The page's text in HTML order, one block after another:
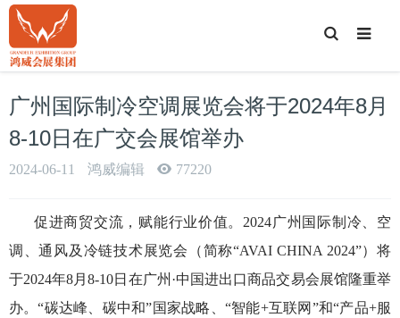
T
o
g
S
广州国际制冷空调展览会将于2024年8月
8-10日在广交会展馆举办
2024-06-11 鸿威编辑 77220
促进商贸交流，赋能行业价值。2024广州国际制冷、空
调、通风及冷链技术展览会（简称“AVAI CHINA 2024”）将
于2024年8月8-10日在广州·中国进出口商品交易会展馆隆重举
办。“碳达峰、碳中和”国家战略、“智能+互联网”和“产品+服